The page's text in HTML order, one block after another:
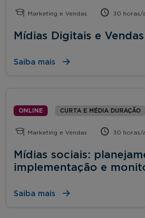
Marketing e Vendas 30 horas/
Mídias Digitais e Vendas
Saiba mais
ONLINE CURTA E MÉDIA DURAÇÃO
Marketing e Vendas 30 horas/
Mídias sociais:
implementação e
Saiba mais